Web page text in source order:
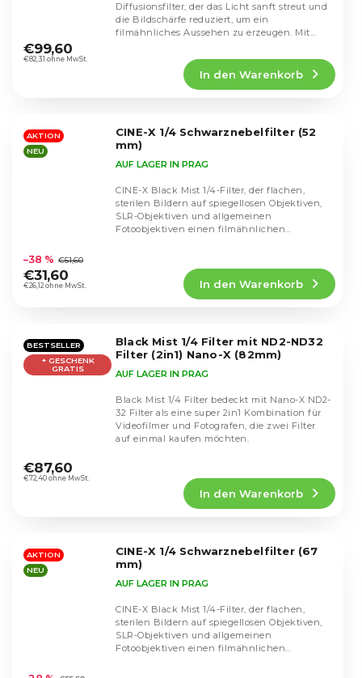
durchschnittliche
Produktbewertung
Sternen.
€82,31 ohne MwSt.
€99,60
In den Warenkorb
Diffusionsfilter, der das Licht sanft streut und
die Bildschärfe reduziert, um ein
filmähnliches Aussehen zu erzeugen. Mit
AKTION
NEU
CINE-X 1/4 Schwarznebelfilter (52
mm)
durchschnittliche
Produktbewertung
ist
Sternen.
AUF LAGER IN PRAG
€26,12 ohne MwSt.
–38 % €51,60
€31,60
In den Warenkorb
CINE-X Black Mist 1/4-Filter, der flachen,
sterilen Bildern auf spiegellosen Objektiven,
SLR-Objektiven und allgemeinen
Fotoobjektiven einen filmähnlichen
BESTSELLER
+ GESCHENK
GRATIS
Black Mist 1/4 Filter mit ND2-ND32
Filter (2in1) Nano-X (82mm)
durchschnittliche
Produktbewertung
Sternen.
AUF LAGER IN PRAG
€72,40 ohne MwSt.
€87,60
In den Warenkorb
Black Mist 1/4 Filter bedeckt mit Nano-X ND2-
32 Filter als eine super 2in1 Kombination für
Videofilmer und Fotografen, die zwei Filter
auf einmal kaufen möchten.
AKTION
NEU
CINE-X 1/4 Schwarznebelfilter (67
mm)
durchschnittliche
AUF LAGER IN PRAG
CINE-X Black Mist 1/4-Filter, der flachen,
sterilen Bildern auf spiegellosen Objektiven,
SLR-Objektiven und allgemeinen
Fotoobjektiven einen filmähnlichen